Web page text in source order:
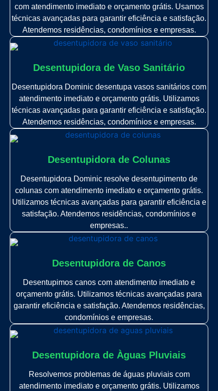
com atendimento imediato e orçamento grátis. Usamos
técnicas avançadas para garantir eficiência e satisfação.
Atendemos residências, condomínios e empresas.
Desentupidora de Vaso Sanitário
Desentupidora Dominic desentupa vasos sanitários com
atendimento imediato e orçamento grátis. Utilizamos
técnicas avançadas para garantir eficiência e satisfação.
Atendemos residências, condomínios e empresas.
Desentupidora de Colunas
Desentupidora Dominic resolve desentupimento de
colunas com atendimento imediato e orçamento grátis.
Utilizamos técnicas avançadas para garantir eficiência e
satisfação. Atendemos residências, condomínios e
empresas..
Desentupidora de Canos
Desentupimos canos com atendimento imediato e
orçamento grátis. Utilizamos técnicas avançadas para
garantir eficiência e satisfação. Atendemos residências,
condomínios e empresas.
Desentupidora de Àguas Pluviais
Resolvemos problemas de águas pluviais com
atendimento imediato e orçamento grátis. Utilizamos